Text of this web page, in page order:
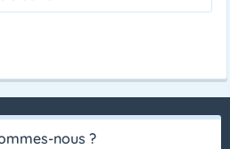
nous ?